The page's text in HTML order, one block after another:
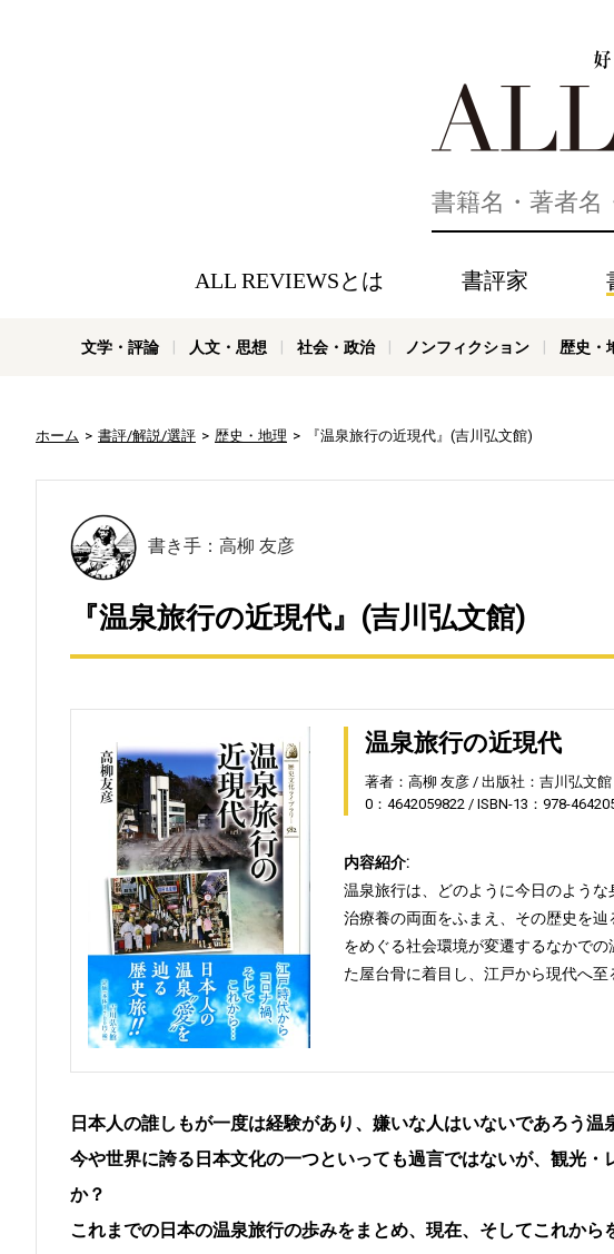
ALL REVIEWSとは 書評家
文学・評論 人文・思想 社会・政治 ノンフィクション 歴史・
ホーム 書評/解説/選評 歴史・地理 『温泉旅行の近現代』(吉川弘文館)
書き手：高柳 友彦
『温泉旅行の近現代』(吉川弘文館)
温泉旅行の近現代
著者：高柳 友彦 出版社：吉川弘文館
0：4642059822
ISBN-13：978-
内容紹介:
温泉旅行は、どのように今日のよう
治療養の両面をふまえ、その歴史を
をめぐる社会環境が変遷するなかで
た屋台骨に着目し、江戸から現代へ至
日本人の誰しもが一度は経験があり、嫌いな人はいないであろう温
今や世界に誇る日本文化の一つといっても過言ではないが、観光
か？
これまでの日本の温泉旅行の歩みをまとめ、現在、そしてこれか